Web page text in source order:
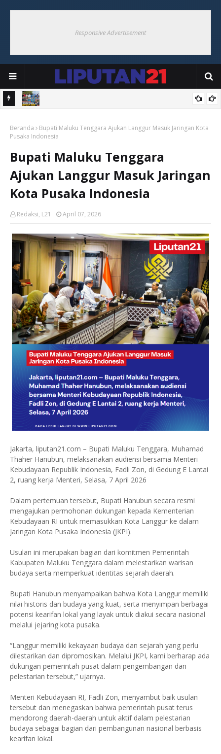
Responsive Advertisement
Weduar, Semarakkan HUT ke-81 RI
Beranda
Bupati Maluku Tenggara Ajukan Langgur Masuk Jaringan Kota
Pusaka Indonesia
Bupati Maluku Tenggara
Ajukan Langgur Masuk Jaringan
Kota Pusaka Indonesia
Redaksi, L21 April 07, 2026
Jakarta, liputan21.com – Bupati Maluku Tenggara, Muhamad
Thaher Hanubun, melaksanakan audiensi bersama Menteri
Kebudayaan Republik Indonesia, Fadli Zon, di Gedung E Lantai
2, ruang kerja Menteri, Selasa, 7 April 2026
Dalam pertemuan tersebut, Bupati Hanubun secara resmi
mengajukan permohonan dukungan kepada Kementerian
Kebudayaan RI untuk memasukkan Kota Langgur ke dalam
Jaringan Kota Pusaka Indonesia (JKPI).
Usulan ini merupakan bagian dari komitmen Pemerintah
Kabupaten Maluku Tenggara dalam melestarikan warisan
budaya serta memperkuat identitas sejarah daerah.
Bupati Hanubun menyampaikan bahwa Kota Langgur memiliki
nilai historis dan budaya yang kuat, serta menyimpan berbagai
potensi kearifan lokal yang layak untuk diakui secara nasional
melalui jejaring kota pusaka.
“Langgur memiliki kekayaan budaya dan sejarah yang perlu
dilestarikan dan dipromosikan. Melalui JKPI, kami berharap ada
dukungan pemerintah pusat dalam pengembangan dan
pelestarian tersebut,” ujarnya.
Menteri Kebudayaan RI, Fadli Zon, menyambut baik usulan
tersebut dan menegaskan bahwa pemerintah pusat terus
mendorong daerah-daerah untuk aktif dalam pelestarian
budaya sebagai bagian dari pembangunan nasional berbasis
kearifan lokal.